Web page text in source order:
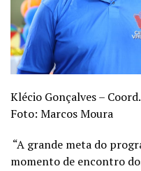
Klécio Gonçalves –
Foto: Marcos Moura
“A grande meta do
momento de encontro